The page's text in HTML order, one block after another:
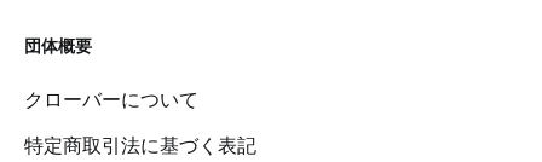
団体概要
クローバーについて
特定商取引法に基づく表記